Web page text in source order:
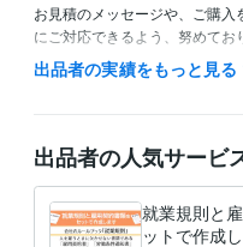
お見積のメッセージや、ご購
にご対応できるよう、努めてお
（平日でしたら、3時間以内に
曜・日曜・祝日は定休日のため
とがございます。ご了承のほど
出品サービスが「満枠対応中」
出品者の実績をもっと見る
出品者の人気サービ
就業規則と
ットで作成